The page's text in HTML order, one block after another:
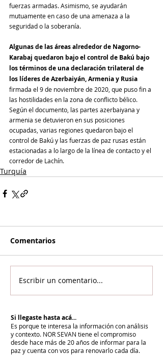
fuerzas armadas. Asimismo, se ayudarán
mutuamente en caso de una amenaza a la
seguridad o la soberanía.
Algunas de las áreas alrededor de Nagorno-
Karabaj quedaron bajo el control de Bakú bajo
los términos de una declaración trilateral de
los líderes de Azerbaiyán, Armenia y Rusia
firmada el 9 de noviembre de 2020, que puso fin a
las hostilidades en la zona de conflicto bélico.
Según el documento, las partes azerbaiyana y
armenia se detuvieron en sus posiciones
ocupadas, varias regiones quedaron bajo el
control de Bakú y las fuerzas de paz rusas están
estacionadas a lo largo de la línea de contacto y el
corredor de Lachín.
Turquía
Comentarios
Escribir un comentario...
Si llegaste hasta acá...
Es porque te interesa la información con análisis
y contexto. NOR SEVAN tiene el compromiso
desde hace más de 20 años de informar para la
paz y cuenta con vos para renovarlo cada día.